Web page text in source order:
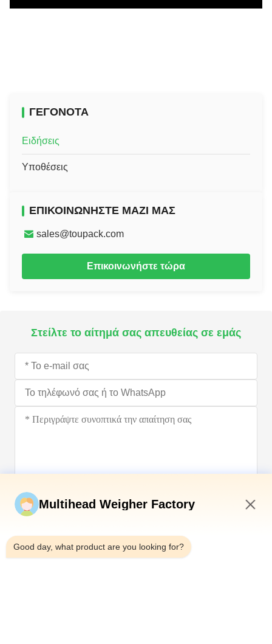
ΓΕΓΟΝΌΤΑ
Ειδήσεις
Υποθέσεις
ΕΠΙΚΟΙΝΩΝΉΣΤΕ ΜΑΖΊ ΜΑΣ
sales@toupack.com
Επικοινωνήστε τώρα
Στείλτε το αίτημά σας απευθείας σε εμάς
Multihead Weigher Factory
Good day, what product are you looking for?